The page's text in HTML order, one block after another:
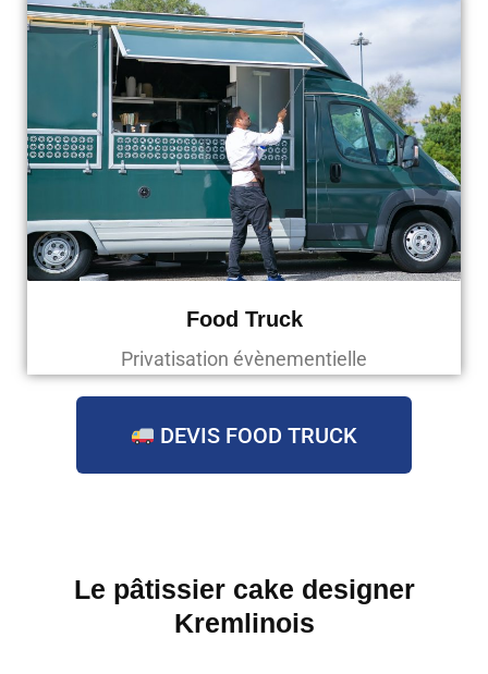
Food Truck
Privatisation évènementielle
DEVIS FOOD TRUCK
Le pâtissier cake designer
Kremlinois